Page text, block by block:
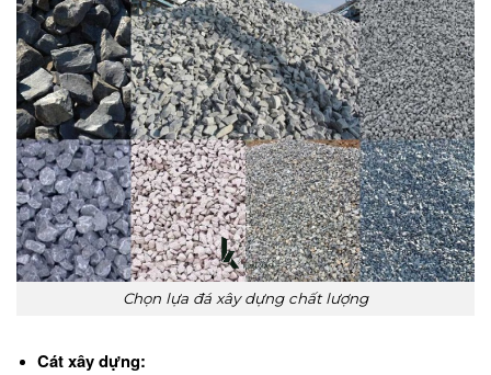
Chọn lựa đá xây dựng chất lượng
Cát xây dựng: